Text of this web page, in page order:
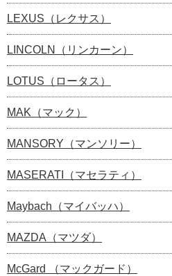
LEXUS（レクサス）
LINCOLN（リンカーン）
LOTUS（ロータス）
MAK（マック）
MANSORY（マンソリー）
MASERATI（マセラティ）
Maybach（マイバッハ）
MAZDA（マツダ）
McGard （マックガード）